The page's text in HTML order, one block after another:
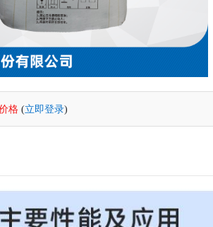
格 (立即登录)